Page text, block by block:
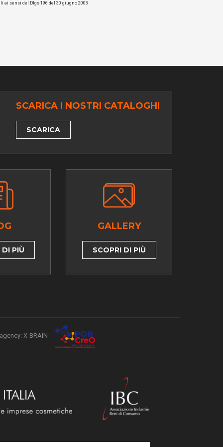
ai sensi del Dlgs 196 del 30 giugno 2003
SCARICA I NOSTRI CATALOGHI
SCARICA
DI PIÙ
GALLERY
SCOPRI DI PIÙ
X-BRAIN